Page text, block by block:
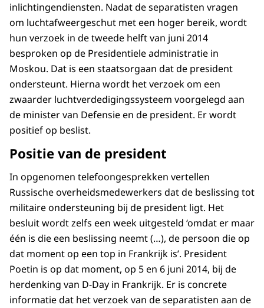
inlichtingendiensten. Nadat de separatisten vragen
om luchtafweergeschut met een hoger bereik, wordt
hun verzoek in de tweede helft van juni 2014
besproken op de Presidentiele administratie in
Moskou. Dat is een staatsorgaan dat de president
ondersteunt. Hierna wordt het verzoek om een
zwaarder luchtverdedigingssysteem voorgelegd aan
de minister van Defensie en de president. Er wordt
positief op beslist.
Positie van de president
In opgenomen telefoongesprekken vertellen
Russische overheidsmedewerkers dat de beslissing tot
militaire ondersteuning bij de president ligt. Het
besluit wordt zelfs een week uitgesteld ‘omdat er maar
één is die een beslissing neemt (…), de persoon die op
dat moment op een top in Frankrijk is’. President
Poetin is op dat moment, op 5 en 6 juni 2014, bij de
herdenking van D-Day in Frankrijk. Er is concrete
informatie dat het verzoek van de separatisten aan de